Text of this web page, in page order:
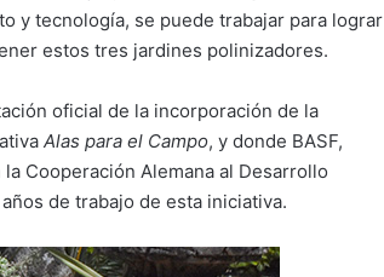
y tecnología, se puede trabajar para lograr
estos tres jardines polinizadores.
oficial de la incorporación de la
Alas para el Campo, y donde BASF,
Cooperación Alemana al Desarrollo
de trabajo de esta iniciativa.